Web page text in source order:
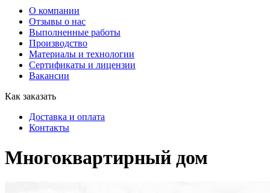
О компании
Отзывы о нас
Выполненные работы
Производство
Материалы и технологии
Сертификаты и лицензии
Вакансии
Как заказать
Доставка и оплата
Контакты
Многоквартирный дом